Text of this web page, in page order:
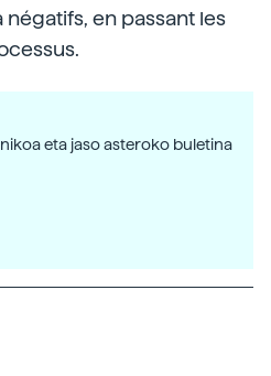
en passant les
eta jaso asteroko buletina